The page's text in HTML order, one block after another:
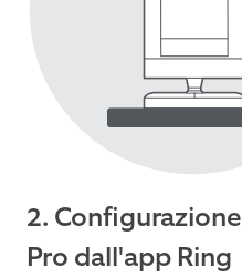
2.
Pro dall'app Ring